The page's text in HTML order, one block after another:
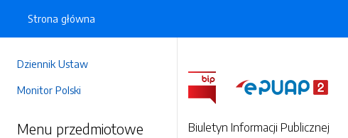
Dziennik Ustaw
Monitor Polski
Menu przedmiotowe
Strona główna
Biuletyn Informacji Publicznej